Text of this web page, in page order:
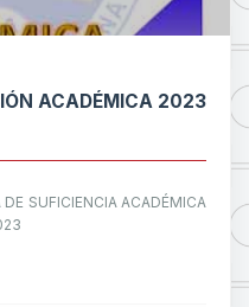
ACADÉMICA 2023
SUFICIENCIA ACADÉMICA